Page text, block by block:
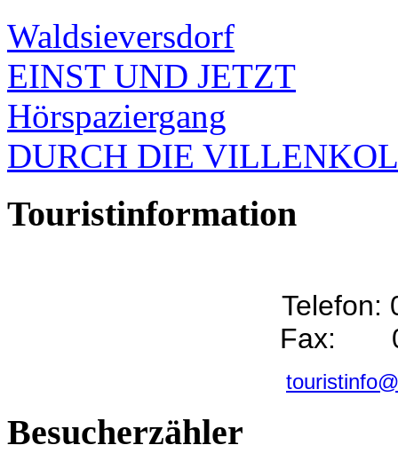
Waldsieversdorf
EINST UND JETZT
Hörspaziergang
DURCH DIE
Touristinformation
Telefon:
Fax:
Besucherzähler